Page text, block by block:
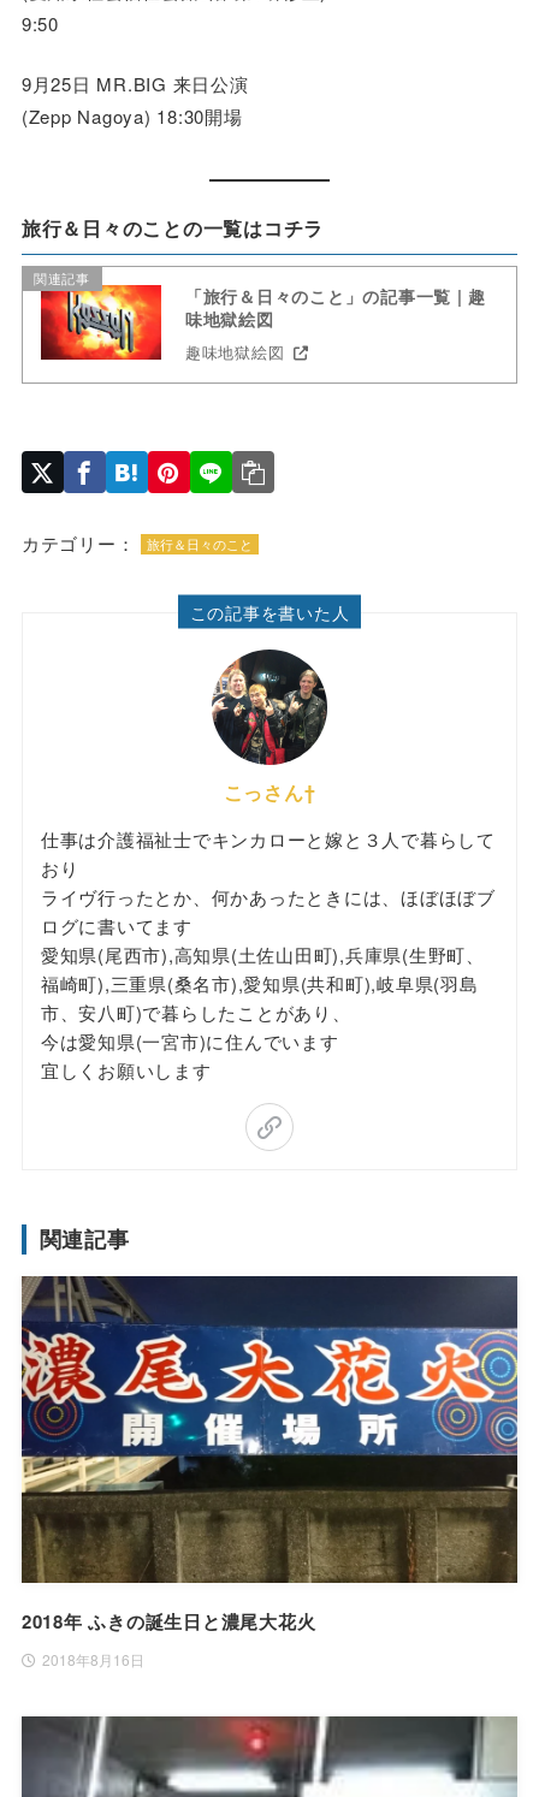
9:50
9月25日 MR.BIG 来日公演
(Zepp Nagoya) 18:30開場
旅行＆日々のことの一覧はコチラ
関連記事
「旅行＆日々のこと」の記事一覧 | 趣
味地獄絵図
趣味地獄絵図
カテゴリー： 旅行＆日々のこと
この記事を書いた人
こっさん†
仕事は介護福祉士でキンカローと嫁と３人で暮らして
おり
ライヴ行ったとか、何かあったときには、ほぼほぼブ
ログに書いてます
愛知県(尾西市),高知県(土佐山田町),兵庫県(生野町、
福崎町),三重県(桑名市),愛知県(共和町),岐阜県(羽島
市、安八町)で暮らしたことがあり、
今は愛知県(一宮市)に住んでいます
宜しくお願いします
関連記事
2018年 ふきの誕生日と濃尾大花火
2018年8月16日